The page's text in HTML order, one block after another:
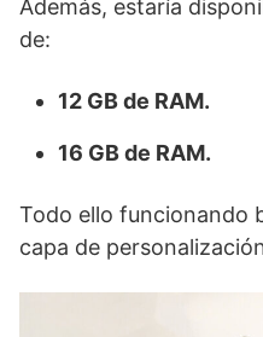
Además, estaría
de:
12 GB de RAM.
16 GB de RAM.
Todo ello funcionando
capa de